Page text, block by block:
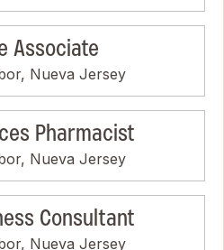
Associate
Nueva Jersey
Pharmacist
Nueva Jersey
Consultant
Nueva Jersey